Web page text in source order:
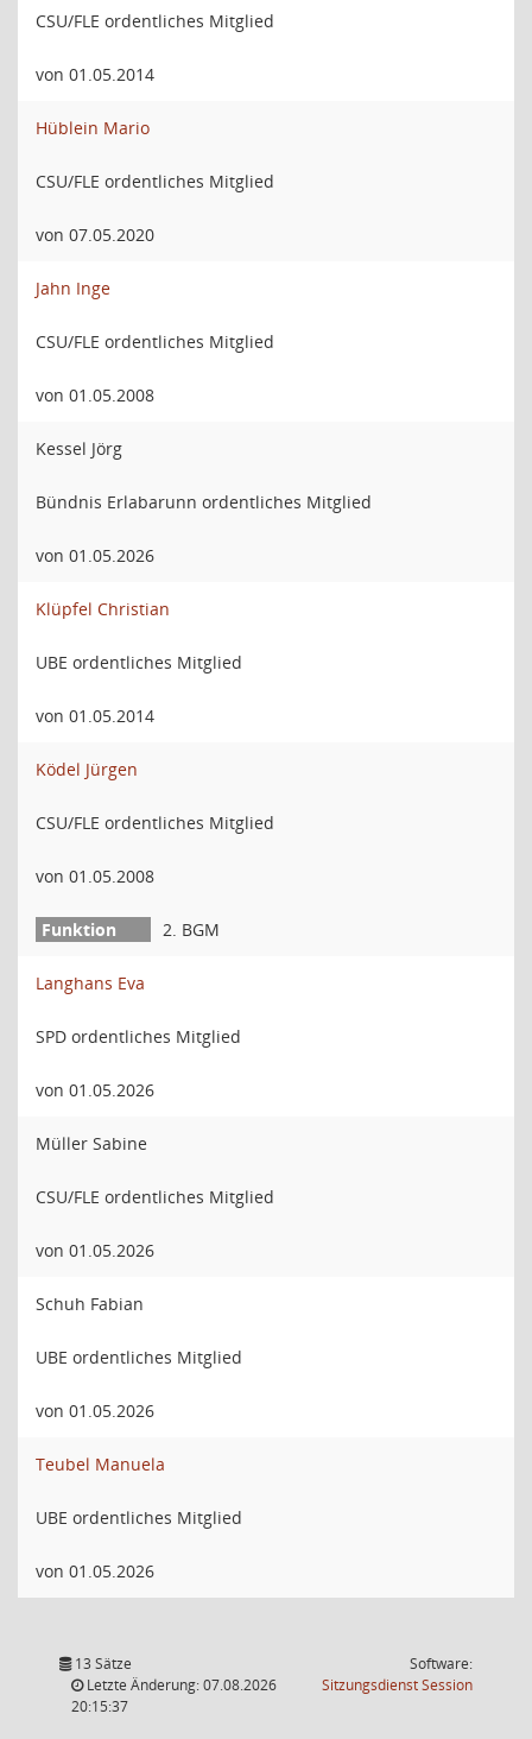
CSU/FLE ordentliches Mitglied
von 01.05.2014
Hüblein Mario
CSU/FLE ordentliches Mitglied
von 07.05.2020
Jahn Inge
CSU/FLE ordentliches Mitglied
von 01.05.2008
Kessel Jörg
Bündnis Erlabarunn ordentliches Mitglied
von 01.05.2026
Klüpfel Christian
UBE ordentliches Mitglied
von 01.05.2014
Ködel Jürgen
CSU/FLE ordentliches Mitglied
von 01.05.2008
2. BGM
Langhans Eva
SPD ordentliches Mitglied
von 01.05.2026
Müller Sabine
CSU/FLE ordentliches Mitglied
von 01.05.2026
Schuh Fabian
UBE ordentliches Mitglied
von 01.05.2026
Teubel Manuela
UBE ordentliches Mitglied
von 01.05.2026
13 Sätze
Letzte Änderung: 07.08.2026
20:15:37
Software:
SitzungsdienstSession(Wird in